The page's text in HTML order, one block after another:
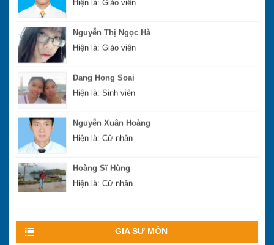
Hiện là: Giáo viên
Hiện là: Sinh viên
Hiện là: Cử nhân
Hiện là: Cử nhân
GIA SƯ MÔN